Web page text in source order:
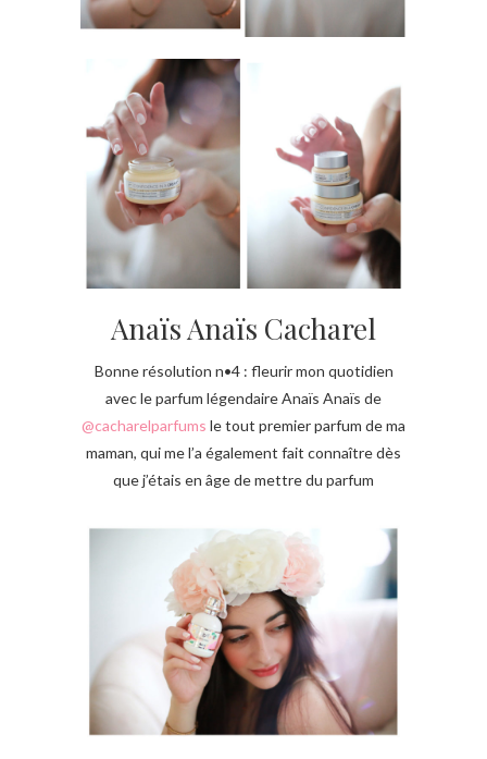
Anaïs Anaïs Cacharel
Bonne résolution n•4 : fleurir mon quotidien
avec le parfum légendaire Anaïs Anaïs de
@cacharelparfums le tout premier parfum de ma
maman, qui me l’a également fait connaître dès
que j’étais en âge de mettre du parfum